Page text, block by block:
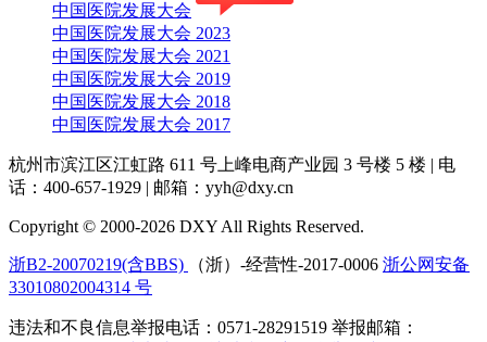
中国医院发展大会
中国医院发展大会 2023
中国医院发展大会 2021
中国医院发展大会 2019
中国医院发展大会 2018
中国医院发展大会 2017
杭州市滨江区江虹路 611 号上峰电商产业园 3 号楼 5 楼 | 电
话：400-657-1929 | 邮箱：yyh@dxy.cn
Copyright © 2000-2026 DXY All Rights Reserved.
浙B2-20070219(含BBS) （浙）-经营性-2017-0006 浙公网安备
33010802004314 号
违法和不良信息举报电话：0571-28291519 举报邮箱：